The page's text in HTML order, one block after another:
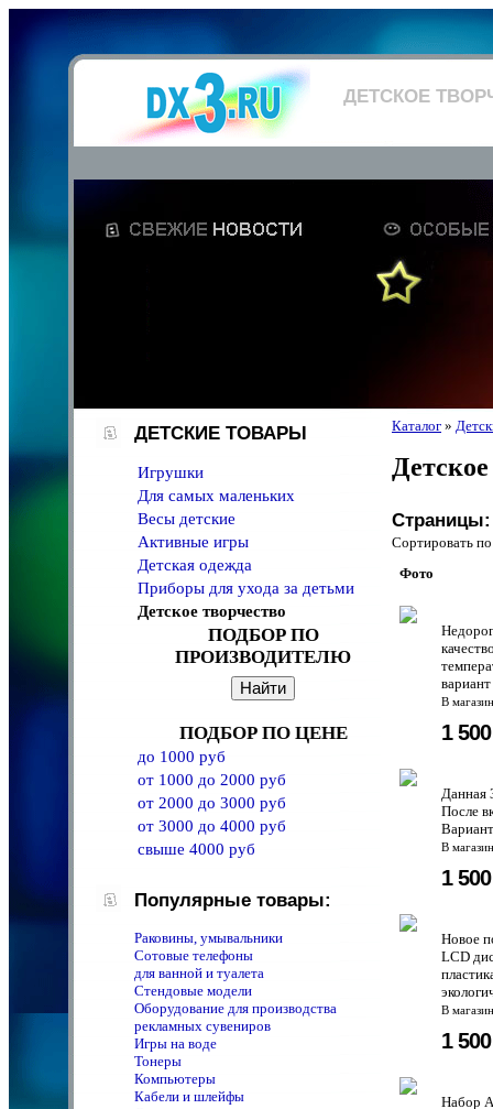
ДЕТСКОЕ
ДЕТСКИЕ ТОВАРЫ
Игрушки
Для самых маленьких
Весы детские
Активные игры
Детская одежда
Приборы для ухода за детьми
Детское творчество
ПОДБОР ПО
ПРОИЗВОДИТЕЛЮ
ПОДБОР ПО ЦЕНЕ
до 1000 руб
от 1000 до 2000 руб
от 2000 до 3000 руб
от 3000 до 4000 руб
свыше 4000 руб
Популярные товары:
Раковины, умывальники
Сотовые телефоны
для ванной и туалета
Стендовые модели
Оборудование для производства
рекламных сувениров
Игры на воде
Тонеры
Компьютеры
Кабели и шлейфы
Каталог »
Страницы:
Сортировать
Фото
В
1
Данная
После
В
1
Новое
LCD
В
1
Набор